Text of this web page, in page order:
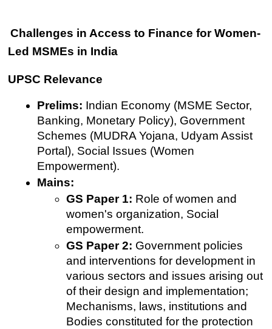
Challenges in Access to Finance for Women-
Led MSMEs in India
UPSC Relevance
Prelims: Indian Economy (MSME Sector,
Banking, Monetary Policy), Government
Schemes (MUDRA Yojana, Udyam Assist
Portal), Social Issues (Women
Empowerment).
Mains:
GS Paper 1: Role of women and
women's organization, Social
empowerment.
GS Paper 2: Government policies
and interventions for development in
various sectors and issues arising out
of their design and implementation;
Mechanisms, laws, institutions and
Bodies constituted for the protection